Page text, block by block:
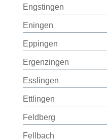
Engstingen
Eningen
Eppingen
Ergenzingen
Esslingen
Ettlingen
Feldberg
Fellbach